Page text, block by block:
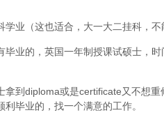
业（这也适合，大一大二挂科，不
业的，英国一年制授课试硕士，
到diploma或是certificate又不想
毕业的，找一个满意的工作。